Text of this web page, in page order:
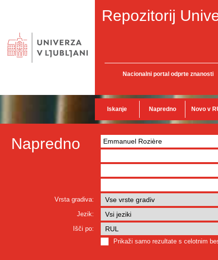
Repozitorij
Nacionalni portal odprte znanosti
Iskanje Napredno Novo v
Napredno
Vrsta gradiva:
Jezik:
Išči po:
Prikaži samo rezultate s celotnim